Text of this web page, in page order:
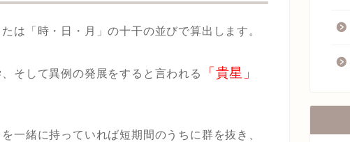
は「時・日・月」の十干の並びで算出します。
そして異例の発展をすると言われる 「貴星」
一緒に持っていれば短期間のうちに群を抜き、